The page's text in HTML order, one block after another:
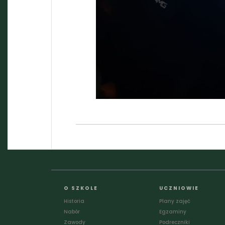
O SZKOLE
Historia
Nabór
Zawody
UCZNIOWIE
Plany zajęć
Egzaminy
Podreczniki